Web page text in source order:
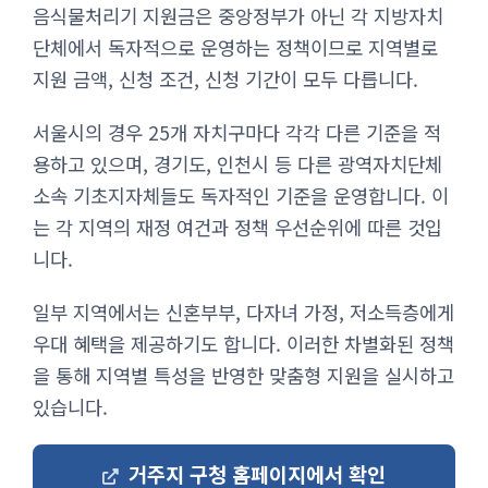
음식물처리기 지원금은 중앙정부가 아닌 각 지방자치
단체에서 독자적으로 운영하는 정책이므로 지역별로
지원 금액, 신청 조건, 신청 기간이 모두 다릅니다.
서울시의 경우 25개 자치구마다 각각 다른 기준을 적
용하고 있으며, 경기도, 인천시 등 다른 광역자치단체
소속 기초지자체들도 독자적인 기준을 운영합니다. 이
는 각 지역의 재정 여건과 정책 우선순위에 따른 것입
니다.
일부 지역에서는 신혼부부, 다자녀 가정, 저소득층에게
우대 혜택을 제공하기도 합니다. 이러한 차별화된 정책
을 통해 지역별 특성을 반영한 맞춤형 지원을 실시하고
있습니다.
거주지 구청 홈페이지에서 확인